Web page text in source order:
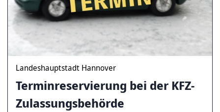
Landeshauptstadt Hannover
Terminreservierung bei der KFZ-
Zulassungsbehörde